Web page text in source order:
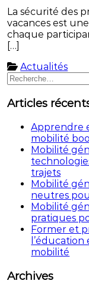
La sécurité des
vacances est
chaque
[…]
Actualités
Rechercher
Articles
Apprendre
mobilité
Mobilité
trajets
Mobilité
neutres
Mobilité
pratiques
Former et
mobilité
Archives